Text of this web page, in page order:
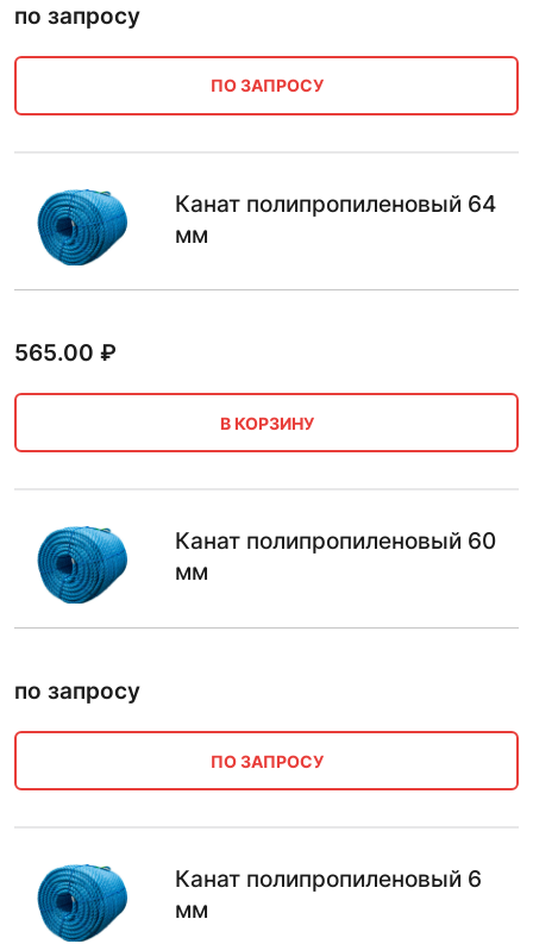
по запросу
ПО ЗАПРОСУ
Канат полипропиленовый 64
мм
565.00 ₽
В КОРЗИНУ
Канат полипропиленовый 60
мм
по запросу
ПО ЗАПРОСУ
Канат полипропиленовый 6
мм